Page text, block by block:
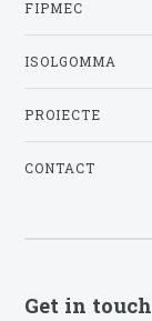
FIPMEC
ISOLGOMMA
PROIECTE
CONTACT
Get in touch